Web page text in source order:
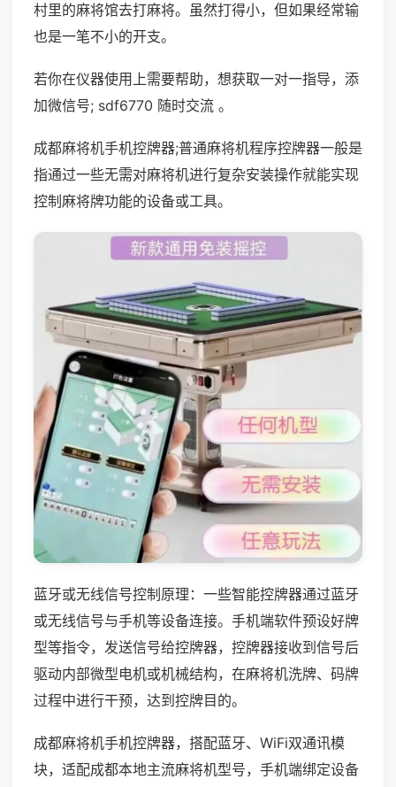
村里的麻将馆去打麻将。虽然打得小，但如果经常输
也是一笔不小的开支。
若你在仪器使用上需要帮助，想获取一对一指导，添
加微信号; sdf6770 随时交流 。
成都麻将机手机控牌器;普通麻将机程序控牌器一般是
指通过一些无需对麻将机进行复杂安装操作就能实现
控制麻将牌功能的设备或工具。
蓝牙或无线信号控制原理：一些智能控牌器通过蓝牙
或无线信号与手机等设备连接。手机端软件预设好牌
型等指令，发送信号给控牌器，控牌器接收到信号后
驱动内部微型电机或机械结构，在麻将机洗牌、码牌
过程中进行干预，达到控牌目的。
成都麻将机手机控牌器，搭配蓝牙、WiFi双通讯模
块，适配成都本地主流麻将机型号，手机端绑定设备